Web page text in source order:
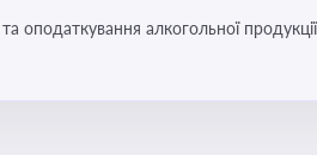
алкогольної